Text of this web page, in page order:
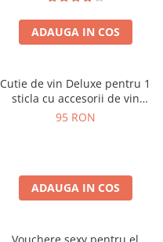
ADAUGA IN COS
Cutie de vin Deluxe pentru 1
sticla cu accesorii de vin
incluse interior oranj
95 RON
ADAUGA IN COS